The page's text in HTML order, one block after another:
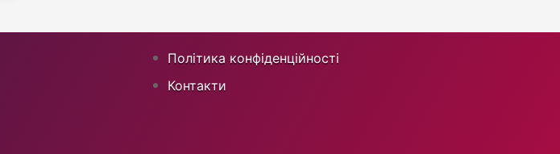
Політика конфіденційності
Контакти